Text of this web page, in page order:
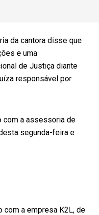
da cantora disse que
e uma
de Justiça diante
responsável por
com a assessoria de
segunda-feira e
com a empresa K2L, de